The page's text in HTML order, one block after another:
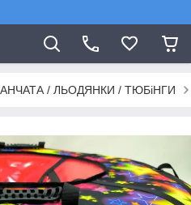
/ ЛЬОДЯНКИ / ТЮБіНГИ